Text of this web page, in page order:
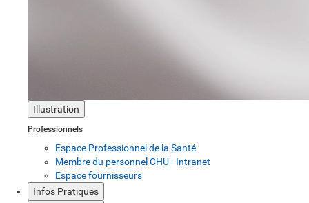
Illustration
Professionnels
Espace Professionnel de la Santé
Membre du personnel CHU - Intranet
Espace fournisseurs
Infos Pratiques